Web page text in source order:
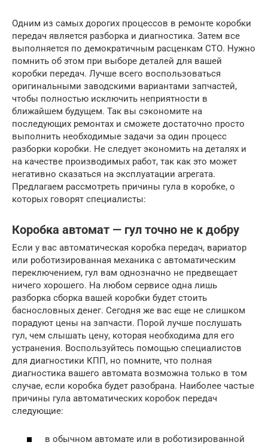
Одним из самых дорогих процессов в ремонте коробки
передач является разборка и диагностика. Затем все
выполняется по демократичным расценкам СТО. Нужно
помнить об этом при выборе деталей для вашей
коробки передач. Лучше всего воспользоваться
оригинальными заводскими вариантами запчастей,
чтобы полностью исключить неприятности в
ближайшем будущем. Так вы сэкономите на
последующих ремонтах и сможете достаточно просто
выполнить необходимые задачи за один процесс
разборки коробки. Не следует экономить на деталях и
на качестве производимых работ, так как это может
негативно сказаться на эксплуатации агрегата.
Предлагаем рассмотреть причины гула в коробке, о
которых говорят специалисты:
Коробка автомат — гул точно не к добру
Если у вас автоматическая коробка передач, вариатор
или роботизированная механика с автоматическим
переключением, гул вам однозначно не предвещает
ничего хорошего. На любом сервисе одна лишь
разборка сборка вашей коробки будет стоить
баснословных денег. Сегодня же вас еще не слишком
порадуют цены на запчасти. Порой лучше послушать
гул, чем слышать цену, которая необходима для его
устранения. Воспользуйтесь помощью специалистов
для диагностики КПП, но помните, что полная
диагностика вашего автомата возможна только в том
случае, если коробка будет разобрана. Наиболее частые
причины гула автоматических коробок передач
следующие:
в обычном автомате или в роботизированной